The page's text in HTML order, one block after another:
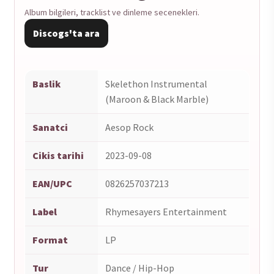
Album bilgileri, tracklist ve dinleme secenekleri.
Discogs'ta ara
Baslik
Skelethon Instrumental
(Maroon & Black Marble)
Sanatci Aesop Rock
Cikis tarihi 2023-09-08
EAN/UPC 0826257037213
Label Rhymesayers Entertainment
Format LP
Tur Dance / Hip-Hop